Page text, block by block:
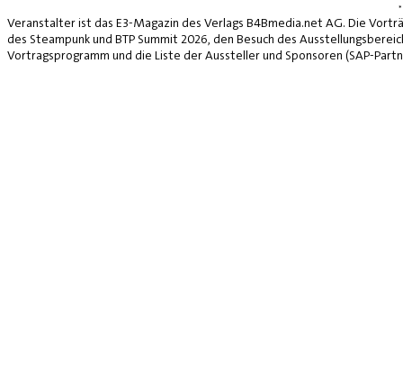
Veranstalter ist das E3-Magazin des Verlags B4Bmedia.net AG. Die
des Steampunk und BTP Summit 2026, den Besuch des
Vortragsprogramm und die Liste der Aussteller und Sponsoren (SAP-